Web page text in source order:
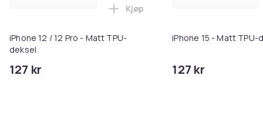
iPhone 12 / 12 Pro - Matt TPU-
deksel
127 kr
Legg iPhone 12 / 12 Pro - Matt
Kjøp
iPhone 15 - Matt TPU-
127 kr